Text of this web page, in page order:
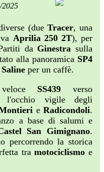
2025
(dueTracer, una
Aprilia 250 2T), per
da Ginestra sulla
alla panoramica SP4
Saline per un caffè.
SS439 verso
vigile degli
eRadicondoli.
a base di salumi e
San Gimignano.
percorrendo la storica
tramotociclismo e